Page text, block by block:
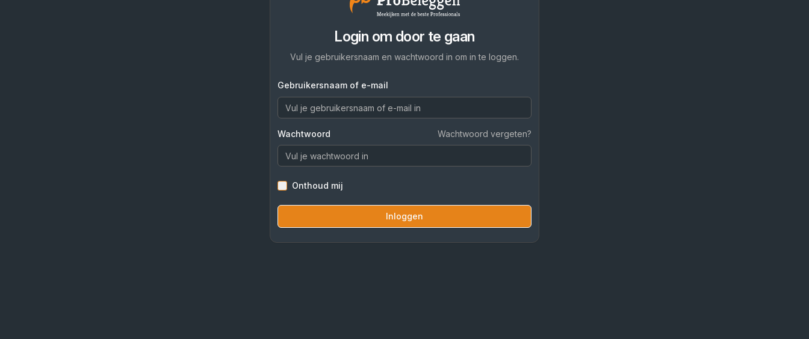
Login om door te gaan
Vul je gebruikersnaam en wachtwoord in om in te loggen.
Gebruikersnaam of e-mail
Wachtwoord Wachtwoord vergeten?
Onthoud mij
Inloggen